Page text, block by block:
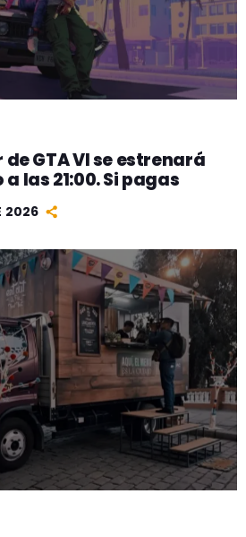
GTA VI se estrenará
las 21:00. Si pagas
2026